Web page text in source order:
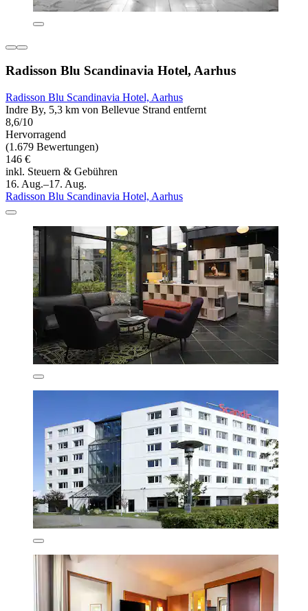
Radisson Blu Scandinavia Hotel, Aarhus
Radisson Blu Scandinavia Hotel, Aarhus
Indre By, 5,3 km von Bellevue Strand entfernt
8,6/10
Hervorragend
(1.679 Bewertungen)
146 €
inkl. Steuern & Gebühren
16. Aug.–17. Aug.
Radisson Blu Scandinavia Hotel, Aarhus